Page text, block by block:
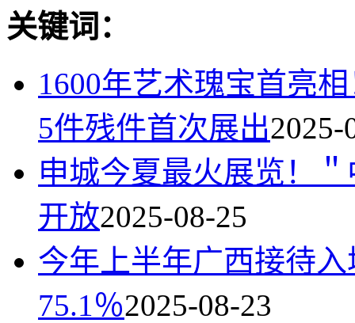
关键词：
1600年艺术瑰宝首亮
5件残件首次展出2025-
申城今夏最火展览！
开放2025-08-25
今年上半年广西接待
75.1％2025-08-23